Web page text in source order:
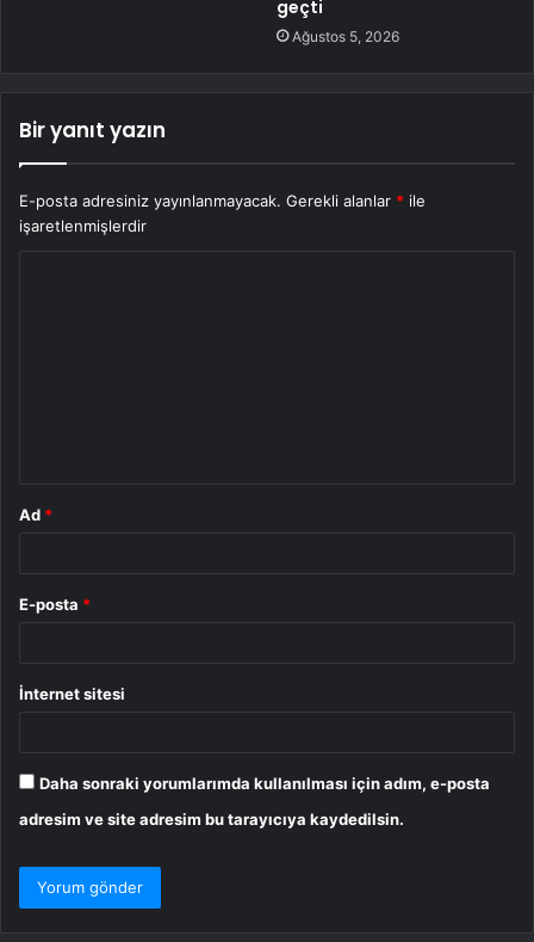
geçti
Ağustos 5, 2026
Bir yanıt yazın
E-posta adresiniz yayınlanmayacak. Gerekli alanlar * ile
işaretlenmişlerdir
Ad *
E-posta *
İnternet sitesi
Daha sonraki yorumlarımda kullanılması için adım, e-posta
adresim ve site adresim bu tarayıcıya kaydedilsin.